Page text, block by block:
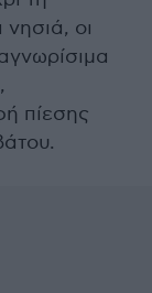
οι
πίεσης